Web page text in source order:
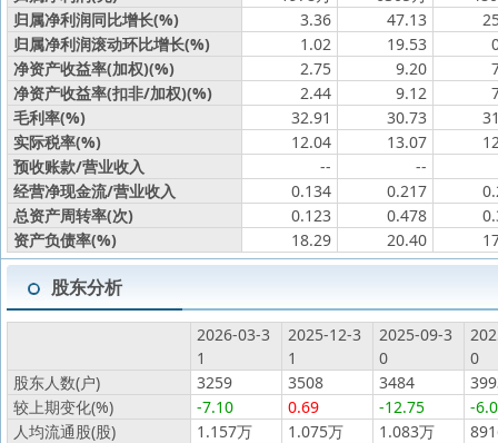
归属净利润同比增长(%)
3.36 47.13
归属净利润滚动环比增长(%)
1.02 19.53
净资产收益率(加权)(%)
2.75 9.20
净资产收益率(扣非/加权)(%)
2.44 9.12
毛利率(%)
32.91 30.73
实际税率(%)
12.04 13.07
预收账款/营业收入
--
--
经营净现金流/营业收入
0.134 0.217
总资产周转率(次)
0.123 0.478
资产负债率(%)
18.29 20.40
股东分析
2026-03-3
1
2025-12-3
1
2025-09-3
0
0
股东人数(户)
3259 3508 3484
较上期变化(%)
-7.10 0.69 -12.75
-
人均流通股(股)
1.157万 1.075万 1.083万